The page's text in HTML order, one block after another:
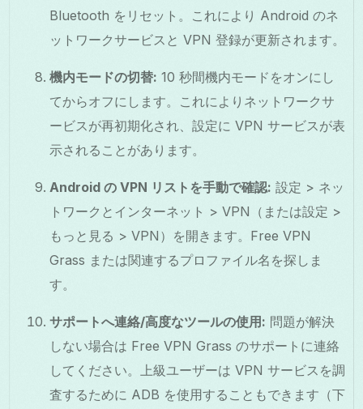
Bluetooth をリセット。これにより Android のネ
ットワークサービスと VPN 登録が更新されます。
機内モードの切替: 10 秒間機内モードをオンにし
てからオフにします。これによりネットワークサ
ービスが再初期化され、設定に VPN サービスが表
示されることがあります。
Android の VPN リストを手動で確認: 設定 > ネッ
トワークとインターネット > VPN（または設定 >
もっと見る > VPN）を開きます。Free VPN
Grass または関連するプロファイル名を探しま
す。
サポートへ連絡/高度なツールの使用: 問題が解決
しない場合は Free VPN Grass のサポートに連絡
してください。上級ユーザーは VPN サービスを調
査するために ADB を使用することもできます（下